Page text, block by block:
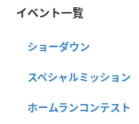
イベント一覧
ショーダウン
スペシャルミッション
ホームランコンテスト